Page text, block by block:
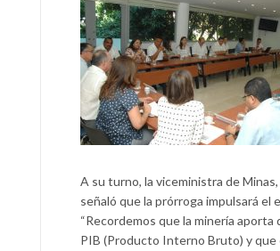
A su turno, la viceministra de Minas,
señaló que la prórroga impulsará el
“Recordemos que la minería
PIB (Producto Interno Bruto) y que